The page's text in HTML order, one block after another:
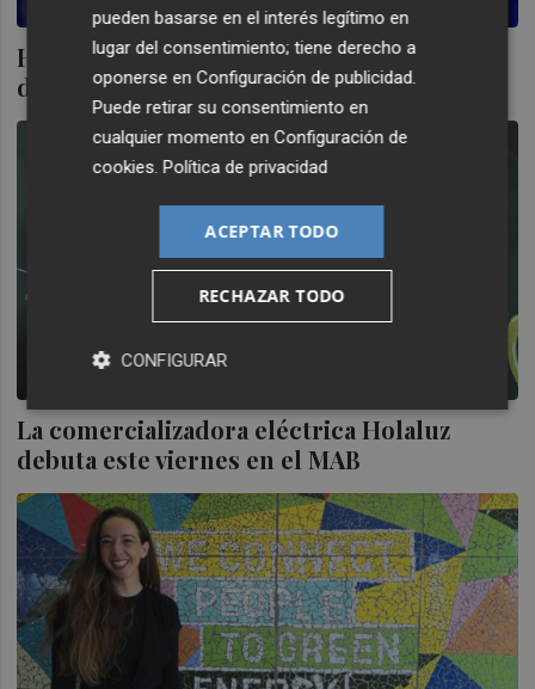
Holaluz entra con buen pie en el MAB: se
dispara un 16% en su primer cambio
La comercializadora eléctrica Holaluz
debuta este viernes en el MAB
pueden basarse en el interés legítimo en
lugar del consentimiento; tiene derecho a
oponerse enConfiguración de publicidad.
Puede retirar su consentimiento en
cualquier momento enConfiguración de
cookies.Política de privacidad
ACEPTAR TODO
RECHAZAR TODO
CONFIGURAR